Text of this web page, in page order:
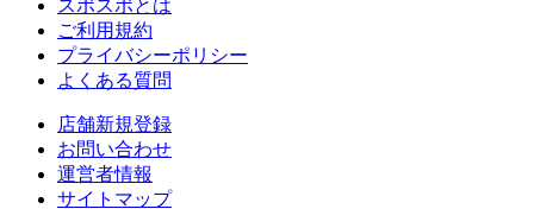
スポスポとは
ご利用規約
プライバシーポリシー
よくある質問
店舗新規登録
お問い合わせ
運営者情報
サイトマップ